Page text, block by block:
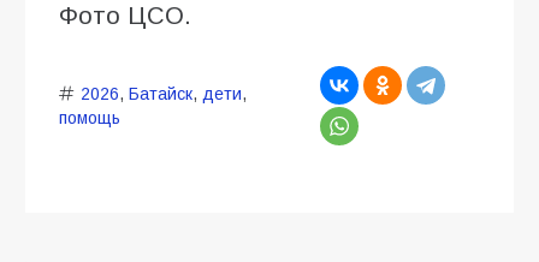
Фото ЦСО.
2026, Батайск, дети,
помощь